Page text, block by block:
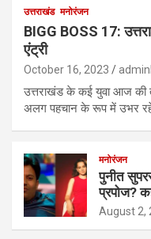
उत्तराखंड मनोरंजन
BIGG BOSS 17:
एंट्री
October 16, 2023
उत्तराखंड के कई युवा आज की
अलग पहचान के रूप में उभर रहे
मनोरंजन
पुनीत
प्रपोज?
August 2,